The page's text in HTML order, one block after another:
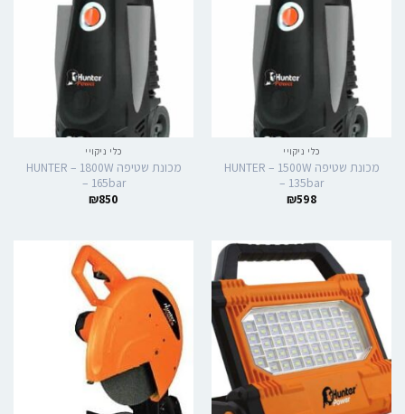
כלי ניקויי
מכונת שטיפה HUNTER – 1500W
– 135bar
₪598
כלי ניקויי
מכונת שטיפה HUNTER – 1800W
– 165bar
₪850